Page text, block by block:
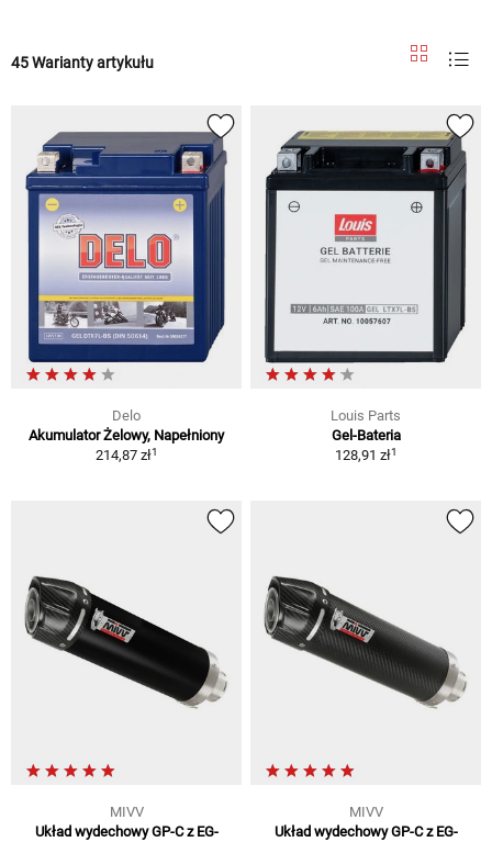
45 Warianty artykułu
Delo
Akumulator Żelowy, Napełniony
214,87 zł1
Louis Parts
Gel-Bateria
128,91 zł1
MIVV
Układ wydechowy GP-C z EG-
MIVV
Układ wydechowy GP-C z EG-